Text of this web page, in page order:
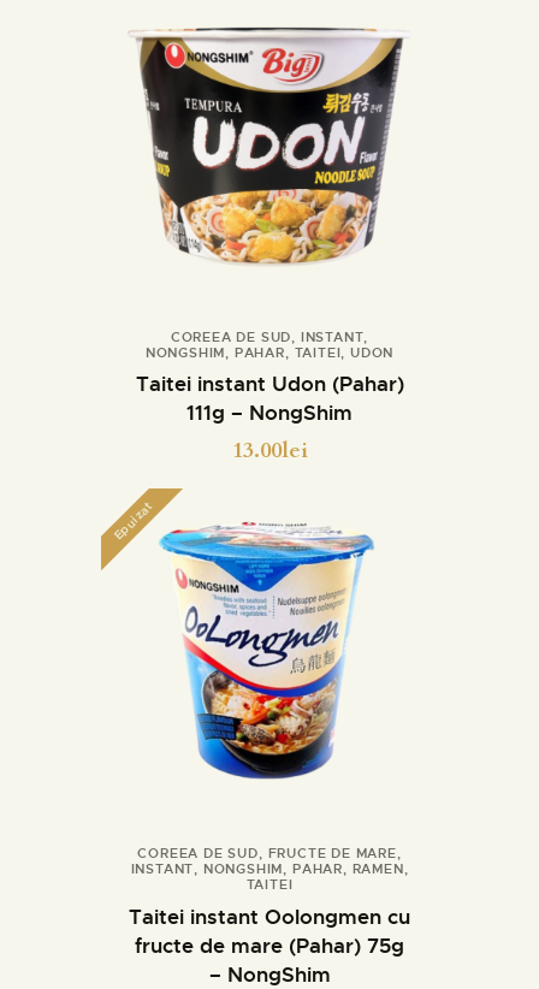
Detalii
COREEA DE SUD INSTANT
NONGSHIM
PAHAR TAITEI UDON
Taitei instant Udon (Pahar)
111g – NongShim
13.00lei
Epuizat
Detalii
COREEA DE SUD, FRUCTE DE MARE,
INSTANT, NONGSHIM, PAHAR, RAMEN,
TAITEI
Taitei instant Oolongmen cu
fructe de mare (Pahar) 75g
– NongShim